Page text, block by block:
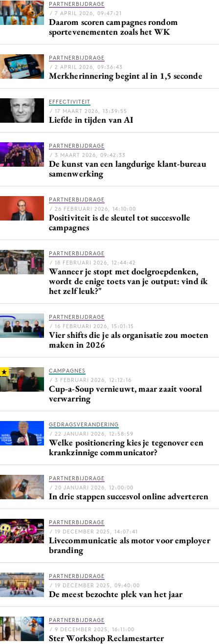
Craft
Customer Experience
Data & Insights
Design
Digital transformation
Effectiviteit
Gedragsverandering
Interne communicatie
Martech
Merkstrategie
Programmatic
Purpose Marketing
PARTNERBIJDRAGE
/ 7 APRIL 2026, 09:47:21
Daarom scoren campagnes rondom
sportevenementen zoals het WK
PARTNERBIJDRAGE
/ 2 APRIL 2026, 09:36:43
Merkherinnering begint al in 1,5 seconde
EFFECTIVITEIT
/ 17 MAART 2026, 13:39:55
Liefde in tijden van AI
PARTNERBIJDRAGE
/ 3 MAART 2026, 09:42:33
De kunst van een langdurige klant-bureau
samenwerking
PARTNERBIJDRAGE
/ 26 FEBRUARI 2026, 14:10:00
Positiviteit is de sleutel tot succesvolle
campagnes
PARTNERBIJDRAGE
/ 18 FEBRUARI 2026, 12:44:42
Wanneer je stopt met doelgroepdenken,
wordt de enige toets van je output: vind ík
het zelf leuk?"
PARTNERBIJDRAGE
/ 16 FEBRUARI 2026, 15:01:15
Vier shifts die je als organisatie zou moeten
maken in 2026
CAMPAGNES
/ 3 FEBRUARI 2026, 12:12:16
Cup-a-Soup vernieuwt, maar zaait vooral
verwarring
GEDRAGSVERANDERING
/ 22 JANUARI 2026, 12:58:59
Welke positionering kies je tegenover een
krankzinnige communicator?
PARTNERBIJDRAGE
/ 20 JANUARI 2026, 12:00:00
In drie stappen succesvol online adverteren
PARTNERBIJDRAGE
/ 19 DECEMBER 2025, 14:07:41
Livecommunicatie als motor voor employer
branding
PARTNERBIJDRAGE
/ 19 DECEMBER 2025, 09:40:00
De meest bezochte plek van het jaar
PARTNERBIJDRAGE
/ 9 DECEMBER 2025, 16:11:00
Ster Workshop Reclamestarter